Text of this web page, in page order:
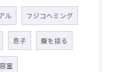
ル フジコヘミング
息子 腹を括る
室